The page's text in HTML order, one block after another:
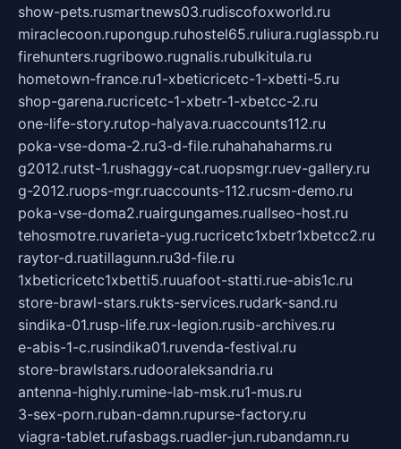
show-pets.rusmartnews03.rudiscofoxworld.ru
miraclecoon.rupongup.ruhostel65.ruliura.ruglasspb.ru
firehunters.rugribowo.rugnalis.rubulkitula.ru
hometown-france.ru1-xbeticricetc-1-xbetti-5.ru
shop-garena.rucricetc-1-xbetr-1-xbetcc-2.ru
one-life-story.rutop-halyava.ruaccounts112.ru
poka-vse-doma-2.ru3-d-file.ruhahahaharms.ru
g2012.rutst-1.rushaggy-cat.ruopsmgr.ruev-gallery.ru
g-2012.ruops-mgr.ruaccounts-112.rucsm-demo.ru
poka-vse-doma2.ruairgungames.ruallseo-host.ru
tehosmotre.ruvarieta-yug.rucricetc1xbetr1xbetcc2.ru
raytor-d.ruatillagunn.ru3d-file.ru
1xbeticricetc1xbetti5.ruuafoot-statti.rue-abis1c.ru
store-brawl-stars.rukts-services.rudark-sand.ru
sindika-01.rusp-life.rux-legion.rusib-archives.ru
e-abis-1-c.rusindika01.ruvenda-festival.ru
store-brawlstars.rudooraleksandria.ru
antenna-highly.rumine-lab-msk.ru1-mus.ru
3-sex-porn.ruban-damn.rupurse-factory.ru
viagra-tablet.rufasbags.ruadler-jun.rubandamn.ru